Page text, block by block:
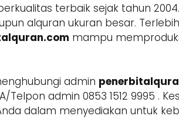
terbaik sejak tahun
alquran ukuran besar.
mampu
admin
admin 0853 1512 9995 .
dalam menyediakan untuk